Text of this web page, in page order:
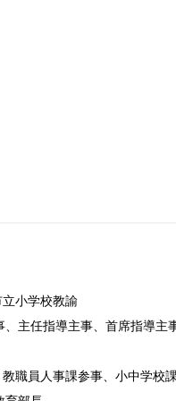
小学校教諭
、主任指導主事、首席指導主
職員人事課参事、小中学校